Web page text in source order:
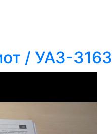
/ УАЗ-3163